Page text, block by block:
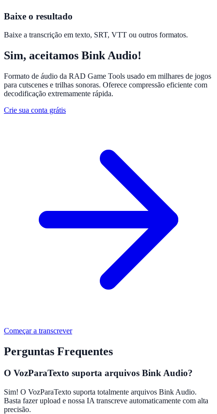
Baixe o resultado
Baixe a transcrição em texto, SRT, VTT ou outros formatos.
Sim, aceitamos Bink Audio!
Formato de áudio da RAD Game Tools usado em milhares de jogos
para cutscenes e trilhas sonoras. Oferece compressão eficiente com
decodificação extremamente rápida.
Crie sua conta grátis
Começar a transcrever
Perguntas Frequentes
O VozParaTexto suporta arquivos Bink Audio?
Sim! O VozParaTexto suporta totalmente arquivos Bink Audio.
Basta fazer upload e nossa IA transcreve automaticamente com alta
precisão.